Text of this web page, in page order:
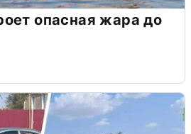
опасная жара до